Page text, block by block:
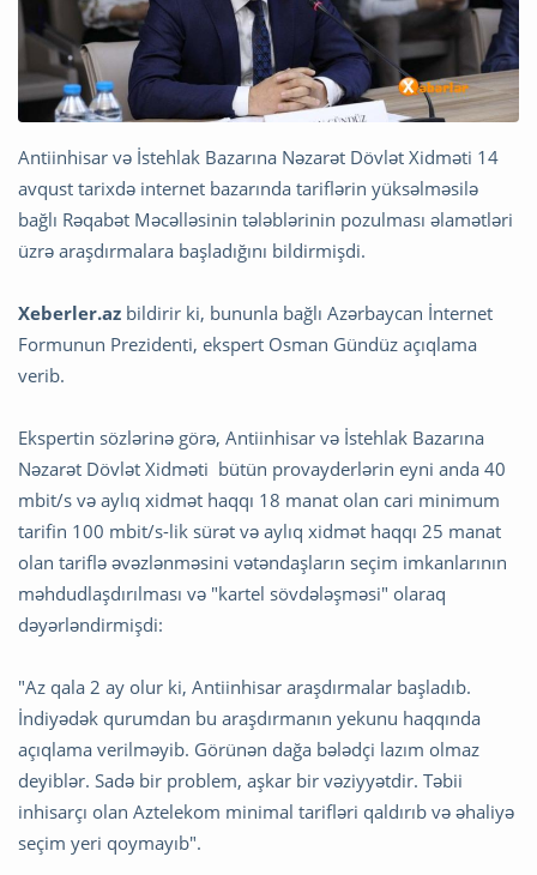
Antiinhisar və İstehlak Bazarına Nəzarət Dövlət Xidməti 14
avqust tarixdə internet bazarında tariflərin yüksəlməsilə
bağlı Rəqabət Məcəlləsinin tələblərinin pozulması əlamətləri
üzrə araşdırmalara başladığını bildirmişdi.
Xeberler.az bildirir ki, bununla bağlı Azərbaycan İnternet
Formunun Prezidenti, ekspert Osman Gündüz açıqlama
verib.
Ekspertin sözlərinə görə, Antiinhisar və İstehlak Bazarına
Nəzarət Dövlət Xidməti bütün provayderlərin eyni anda 40
mbit/s və aylıq xidmət haqqı 18 manat olan cari minimum
tarifin 100 mbit/s-lik sürət və aylıq xidmət haqqı 25 manat
olan tariflə əvəzlənməsini vətəndaşların seçim imkanlarının
məhdudlaşdırılması və "kartel sövdələşməsi" olaraq
dəyərləndirmişdi:
"Az qala 2 ay olur ki, Antiinhisar araşdırmalar başladıb.
İndiyədək qurumdan bu araşdırmanın yekunu haqqında
açıqlama verilməyib. Görünən dağa bələdçi lazım olmaz
deyiblər. Sadə bir problem, aşkar bir vəziyyətdir. Təbii
inhisarçı olan Aztelekom minimal tarifləri qaldırıb və əhaliyə
seçim yeri qoymayıb".